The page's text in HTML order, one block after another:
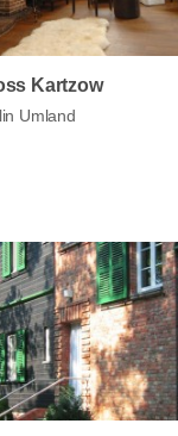
Kartzow
Umland